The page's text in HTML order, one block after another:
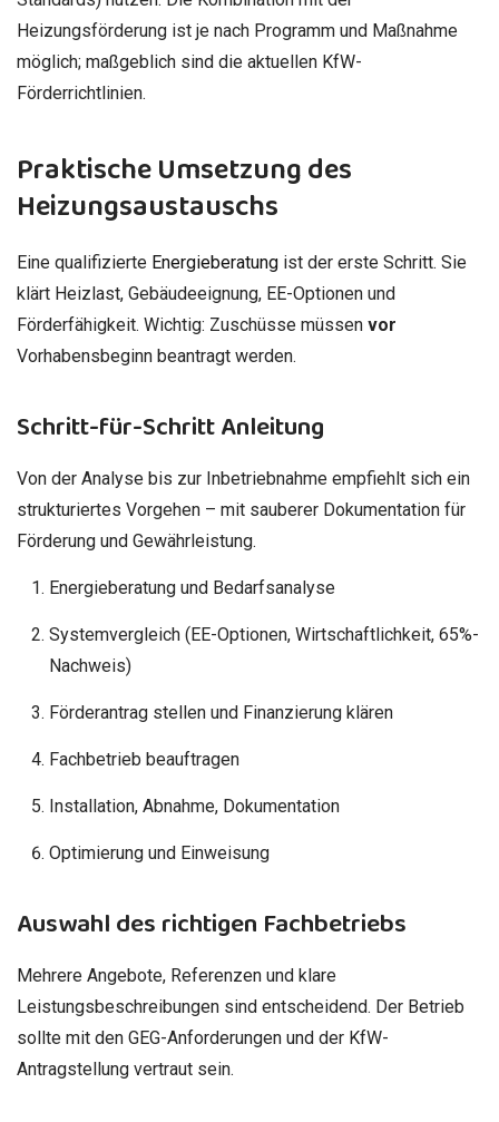
Heizungsförderung ist je nach Programm und Maßnahme
möglich; maßgeblich sind die aktuellen KfW-
Förderrichtlinien.
Praktische Umsetzung des
Heizungsaustauschs
Eine qualifizierte Energieberatung ist der erste Schritt. Sie
klärt Heizlast, Gebäudeeignung, EE-Optionen und
Förderfähigkeit. Wichtig: Zuschüsse müssen vor
Vorhabensbeginn beantragt werden.
Schritt-für-Schritt Anleitung
Von der Analyse bis zur Inbetriebnahme empfiehlt sich ein
strukturiertes Vorgehen – mit sauberer Dokumentation für
Förderung und Gewährleistung.
Energieberatung und Bedarfsanalyse
Systemvergleich (EE-Optionen, Wirtschaftlichkeit, 65%-
Nachweis)
Förderantrag stellen und Finanzierung klären
Fachbetrieb beauftragen
Installation, Abnahme, Dokumentation
Optimierung und Einweisung
Auswahl des richtigen Fachbetriebs
Mehrere Angebote, Referenzen und klare
Leistungsbeschreibungen sind entscheidend. Der Betrieb
sollte mit den GEG-Anforderungen und der KfW-
Antragstellung vertraut sein.